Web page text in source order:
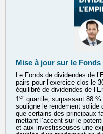
Mise à jour sur le
Le Fonds de dividendes de
pairs pour l’exercice clos le
équilibré de dividendes de
1 er quartile, surpassant 88
souligne le rendement solide
que certains des principaux
mettant l’accent sur le
et aux investisseuses une